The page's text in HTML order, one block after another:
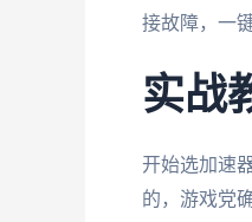
接故障，一
实战
开始选加速
的，游戏党